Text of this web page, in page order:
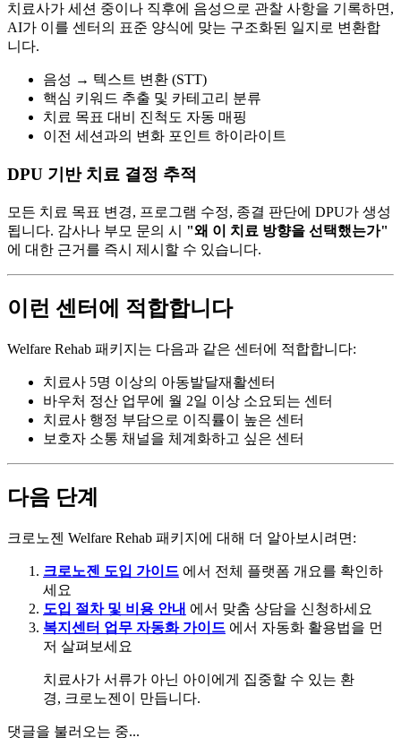
치료사가 세션 중이나 직후에 음성으로 관찰 사항을 기록하면,
AI가 이를 센터의 표준 양식에 맞는 구조화된 일지로 변환합
니다.
음성 → 텍스트 변환 (STT)
핵심 키워드 추출 및 카테고리 분류
치료 목표 대비 진척도 자동 매핑
이전 세션과의 변화 포인트 하이라이트
DPU 기반 치료 결정 추적
모든 치료 목표 변경, 프로그램 수정, 종결 판단에 DPU가 생성
됩니다. 감사나 부모 문의 시 "왜 이 치료 방향을 선택했는가"
에 대한 근거를 즉시 제시할 수 있습니다.
이런 센터에 적합합니다
Welfare Rehab 패키지는 다음과 같은 센터에 적합합니다:
치료사 5명 이상의 아동발달재활센터
바우처 정산 업무에 월 2일 이상 소요되는 센터
치료사 행정 부담으로 이직률이 높은 센터
보호자 소통 채널을 체계화하고 싶은 센터
다음 단계
크로노젠 Welfare Rehab 패키지에 대해 더 알아보시려면:
크로노젠 도입 가이드 에서 전체 플랫폼 개요를 확인하
세요
도입 절차 및 비용 안내 에서 맞춤 상담을 신청하세요
복지센터 업무 자동화 가이드 에서 자동화 활용법을 먼
저 살펴보세요
치료사가 서류가 아닌 아이에게 집중할 수 있는 환
경, 크로노젠이 만듭니다.
댓글을 불러오는 중...